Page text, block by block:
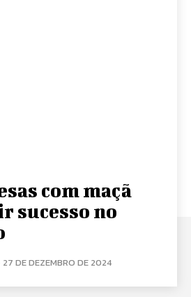
com maçã
sucesso no
27 DE DEZEMBRO DE 2024